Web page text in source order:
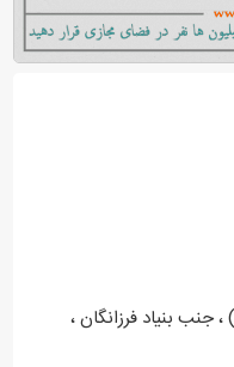
، جنب بنیاد فرزانگان ،